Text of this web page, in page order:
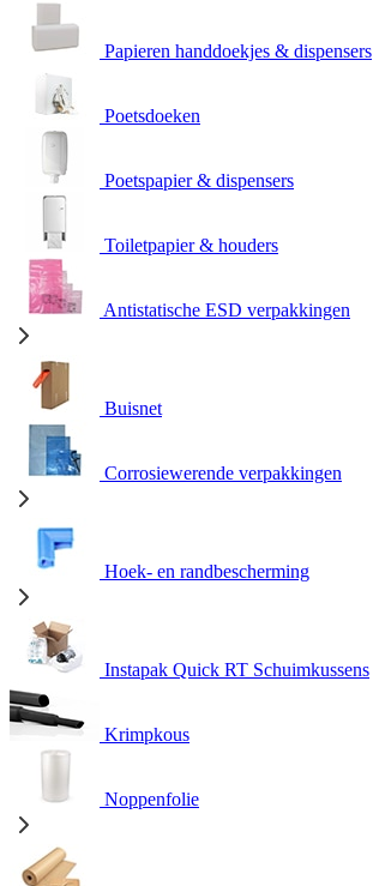
Papieren handdoekjes & dispensers
Poetsdoeken
Poetspapier & dispensers
Toiletpapier & houders
Antistatische ESD verpakkingen
Buisnet
Corrosiewerende verpakkingen
Hoek- en randbescherming
Instapak Quick RT Schuimkussens
Krimpkous
Noppenfolie